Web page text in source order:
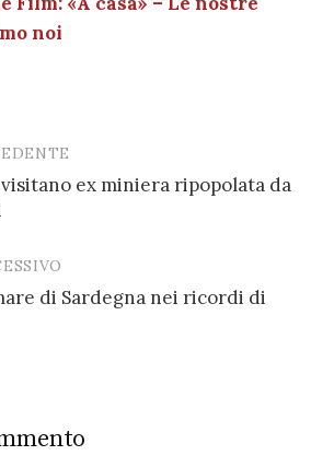
noi
ex miniera ripopolata da
di Sardegna nei ricordi di